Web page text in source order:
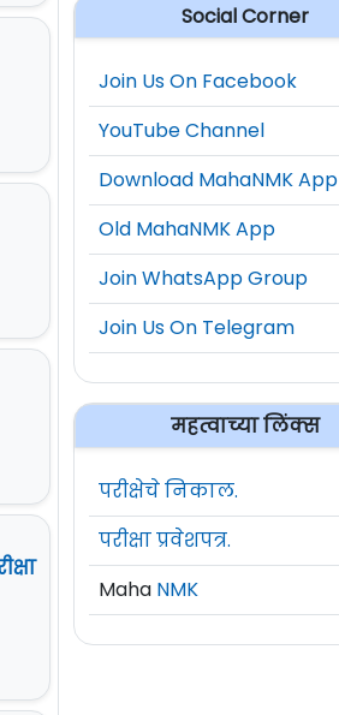
Social Corner
Join Us On Facebook
YouTube Channel
Download MahaNMK App
Old MahaNMK App
Join WhatsApp Group
Join Us On Telegram
महत्वाच्या लिंक्स
परीक्षेचे निकाल.
परीक्षा प्रवेशपत्र.
Maha NMK